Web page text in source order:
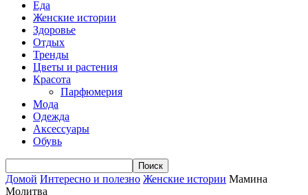
Еда
Женские истории
Здоровье
Отдых
Тренды
Цветы и растения
Красота
Парфюмерия
Мода
Одежда
Аксессуары
Обувь
Домой Интересно и полезно Женские истории Мамина
Молитва